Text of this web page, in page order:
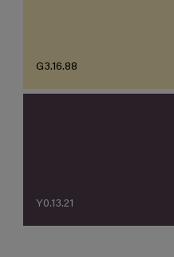
G3.16.88
Y0.13.21